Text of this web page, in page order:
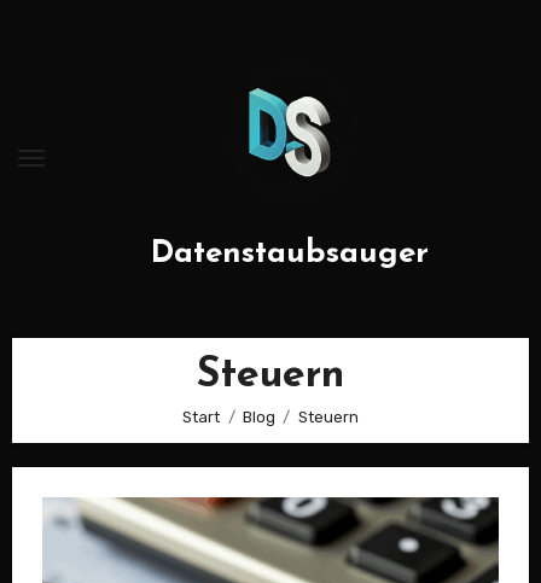
Datenstaubsauger
Steuern
Start Blog Steuern